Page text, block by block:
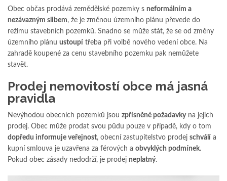
Obec občas prodává zemědělské pozemky s neformálním a
nezávazným slibem, že je změnou územního plánu převede do
režimu stavebních pozemků. Snadno se může stát, že se od změny
územního plánu ustoupí třeba při volbě nového vedení obce. Na
zahradě koupené za cenu stavebního pozemku pak nemůžete
stavět.
Prodej nemovitostí obce má jasná
pravidla
Nevýhodou obecních pozemků jsou zpřísněné požadavkyna jejich
prodej. Obec může prodat svou půdu pouze v případě, kdy o tom
dopředu informuje veřejnost, obecní zastupitelstvo prodej schválí a
kupní smlouva je uzavřena za férových a obvyklých podmínek.
Pokud obec zásady nedodrží, je prodej neplatný.